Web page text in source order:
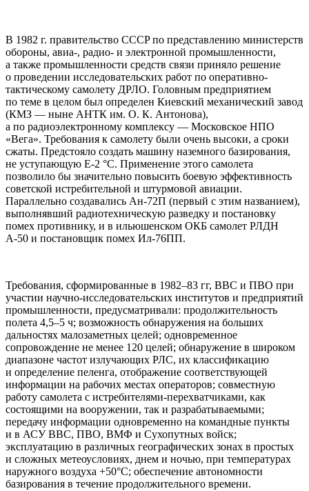
В 1982 г. правительство CCCP по представлению министерств
обороны, авиа-, радио- и электронной промышленности,
а также промышленности средств связи приняло решение
о проведении исследовательских работ по оперативно-
тактическому самолету ДРЛО. Головным предприятием
по теме в целом был определен Киевский механический завод
(КМЗ — ныне АHТК им. О. К. Антонова),
а по радиоэлектронному комплексу — Московское HПО
«Вега». Требования к самолету были очень высоки, а сроки
сжаты. Предстояло создать машину наземного базирования,
не уступающую E-2 °C. Применение этого самолета
позволило бы значительно повысить боевую эффективность
советской истребительной и штурмовой авиации.
Параллельно создавались Ан-72П (первый с этим названием),
выполнявший радиотехническую разведку и постановку
помех противнику, и в ильюшенском ОКБ самолет РЛДH
А-50 и постановщик помех Ил-76ПП.
Требования, сформированные в 1982–83 гг, ВВС и ПВО при
участии научно-исследовательских институтов и предприятий
промышленности, предусматривали: продолжительность
полета 4,5–5 ч; возможность обнаружения на больших
дальностях малозаметных целей; одновременное
сопровождение не менее 120 целей; обнаружение в широком
диапазоне частот излучающих РЛС, их классификацию
и определение пеленга, отображение соответствующей
информации на рабочих местах операторов; совместную
работу самолета с истребителями-перехватчиками, как
состоящими на вооружении, так и разрабатываемыми;
передачу информации одновременно на командные пункты
и в АСУ ВВС, ПВО, ВМФ и Сухопутных войск;
эксплуатацию в различных географических зонах в простых
и сложных метеоусловиях, днем и ночью, при температурах
наружного воздуха +50°C; обеспечение автономности
базирования в течение продолжительного времени.